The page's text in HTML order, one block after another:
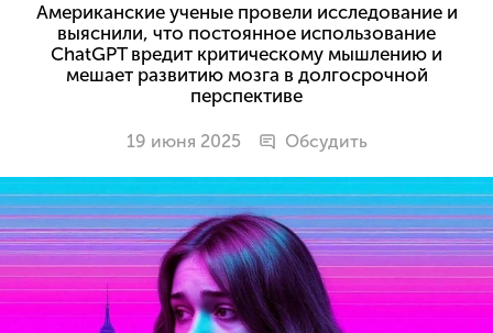
Американские ученые провели исследование и
выяснили, что постоянное использование
ChatGPT вредит критическому мышлению и
мешает развитию мозга в долгосрочной
перспективе
19 июня 2025 Обсудить